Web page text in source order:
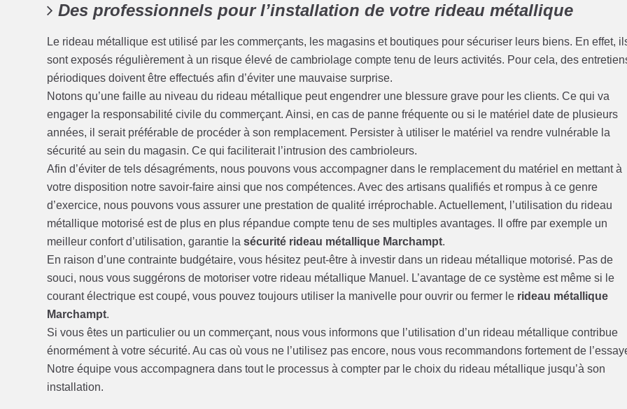
Des professionnels pour l’installation de votre rideau métallique
Le rideau métallique est utilisé par les commerçants, les magasins et boutiques pour sécuriser leurs biens. En effet,
sont exposés régulièrement à un risque élevé de cambriolage compte tenu de leurs activités. Pour cela, des
périodiques doivent être effectués afin d’éviter une mauvaise surprise.
Notons qu’une faille au niveau du rideau métallique peut engendrer une blessure grave pour les clients. Ce qui va
engager la responsabilité civile du commerçant. Ainsi, en cas de panne fréquente ou si le matériel date de plusieurs
années, il serait préférable de procéder à son remplacement. Persister à utiliser le matériel va rendre vulnérable la
sécurité au sein du magasin. Ce qui faciliterait l’intrusion des cambrioleurs.
Afin d’éviter de tels désagréments, nous pouvons vous accompagner dans le remplacement du matériel en mettant à
votre disposition notre savoir-faire ainsi que nos compétences. Avec des artisans qualifiés et rompus à ce genre
d’exercice, nous pouvons vous assurer une prestation de qualité irréprochable. Actuellement, l’utilisation du rideau
métallique motorisé est de plus en plus répandue compte tenu de ses multiples avantages. Il offre par exemple un
meilleur confort d’utilisation, garantie lasécurité rideau métallique Marchampt.
En raison d’une contrainte budgétaire, vous hésitez peut-être à investir dans un rideau métallique motorisé. Pas de
souci, nous vous suggérons de motoriser votre rideau métallique Manuel. L’avantage de ce système est même si le
courant électrique est coupé, vous pouvez toujours utiliser la manivelle pour ouvrir ou fermer le rideau métallique
Marchampt.
Si vous êtes un particulier ou un commerçant, nous vous informons que l’utilisation d’un rideau métallique contribue
énormément à votre sécurité. Au cas où vous ne l’utilisez pas encore, nous vous recommandons fortement de
Notre équipe vous accompagnera dans tout le processus à compter par le choix du rideau métallique jusqu’à son
installation.